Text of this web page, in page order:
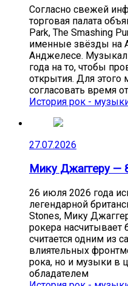
Согласно свежей
торговая палата
Park, The Smashing
именные звёзды на
Анджелесе.
года на то, чтобы
открытия. Для
согласовать время
История рок -
27.07.2026
Мику Джаггеру —
26 июля 2026 года
легендарной
Stones, Мику
рокера насчитывает
считается одним из
влиятельных
рока, но и музыки в
обладателем